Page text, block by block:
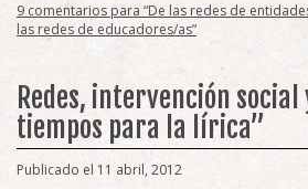
9 comentarios para “De las redes de
las redes de educadores/as”
Redes, intervención social
tiempos para la lírica”
Publicado el 11 abril, 2012